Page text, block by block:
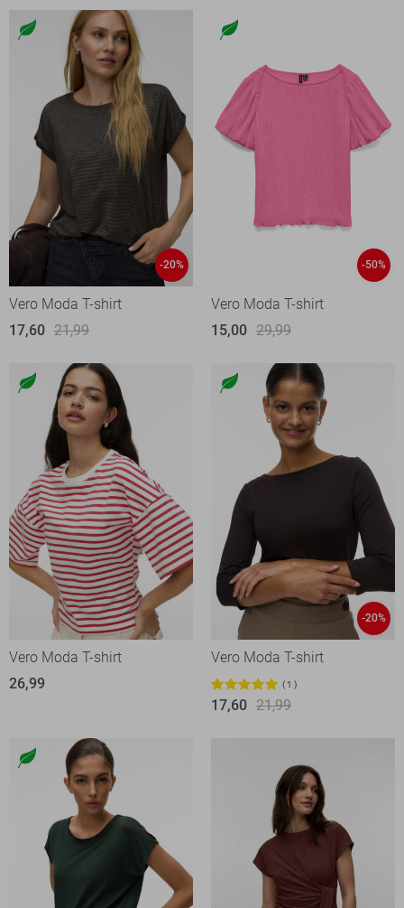
-20%
Vero Moda T-shirt
17,60 21,99
-50%
Vero Moda T-shirt
15,00 29,99
Vero Moda T-shirt
26,99
-20%
Vero Moda T-shirt
1
17,60 21,99